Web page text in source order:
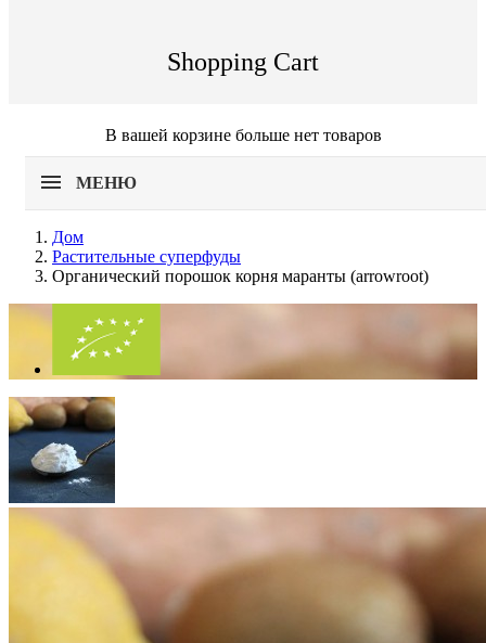
Shopping Cart
В вашей корзине больше нет товаров
МЕНЮ
Дом
Растительные суперфуды
Органический порошок корня маранты (arrowroot)